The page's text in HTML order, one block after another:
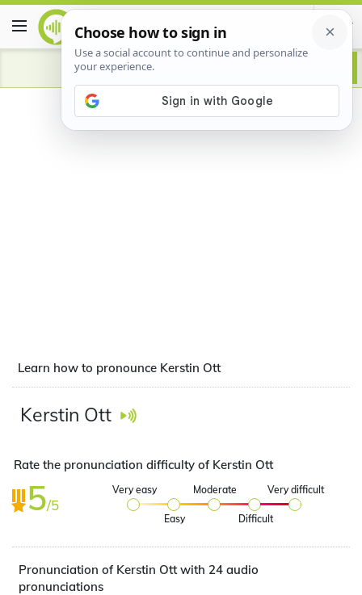
Advertisement
Learn how to pronounce Kerstin Ott
Kerstin Ott
Rate the pronunciation difficulty of Kerstin Ott
5/5
Very easy
Easy
Moderate
Difficult
Very difficult
Pronunciation of Kerstin Ott with 24 audio
pronunciations